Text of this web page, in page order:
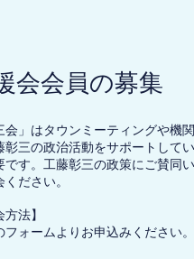
会会員の募集
会」はタウンミーティングや機
彰三の政治活動をサポートして
です。工藤彰三の政策にご賛同
ださい。
方法】
フォームよりお申込みください。